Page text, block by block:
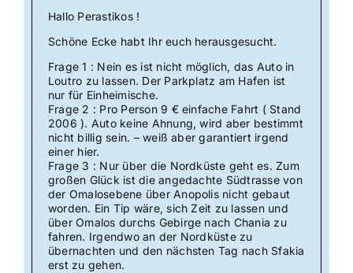
Hallo Perastikos !
Schöne Ecke habt Ihr euch herausgesucht.
Frage 1 : Nein es ist nicht möglich, das Auto in
Loutro zu lassen. Der Parkplatz am Hafen ist
nur für Einheimische.
Frage 2 : Pro Person 9 € einfache Fahrt ( Stand
2006 ). Auto keine Ahnung, wird aber bestimmt
nicht billig sein. – weiß aber garantiert irgend
einer hier.
Frage 3 : Nur über die Nordküste geht es. Zum
großen Glück ist die angedachte Südtrasse von
der Omalosebene über Anopolis nicht gebaut
worden. Ein Tip wäre, sich Zeit zu lassen und
über Omalos durchs Gebirge nach Chania zu
fahren. Irgendwo an der Nordküste zu
übernachten und den nächsten Tag nach Sfakia
erst zu gehen.